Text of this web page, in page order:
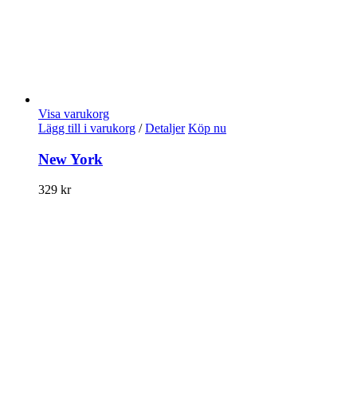
Visa varukorg
Lägg till i varukorg / Detaljer Köp nu
New York
329 kr